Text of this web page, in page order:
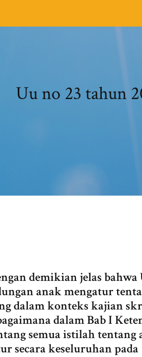
Uu no 23 tahun
demikian jelas
anak mengatur
dalam konteks kajian
dalam Bab I
semua istilah tentang
secara keseluruhan pada